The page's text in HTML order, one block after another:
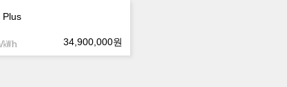
Plus
㎾h 34,900,000원